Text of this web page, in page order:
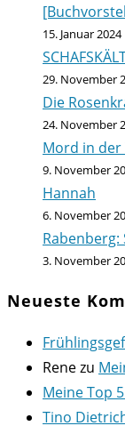
15. Januar 2024
29. November
Die
24. November
Mord in der
9. November
Hannah
6. November
Rabenberg:
3. November
Neueste
Renezu
Meine Top
Tino